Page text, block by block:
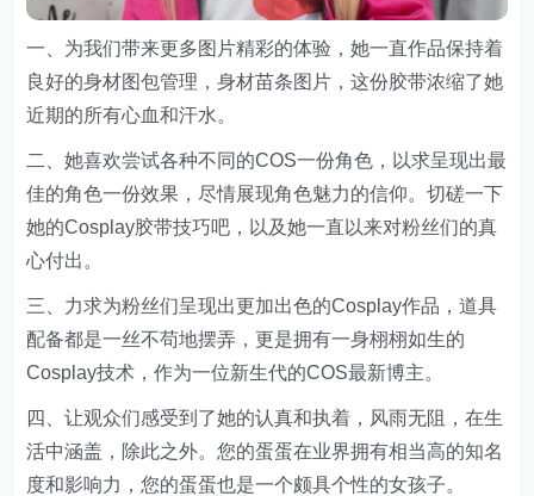
一、为我们带来更多图片精彩的体验，她一直作品保持着
良好的身材图包管理，身材苗条图片，这份胶带浓缩了她
近期的所有心血和汗水。
二、她喜欢尝试各种不同的COS一份角色，以求呈现出最
佳的角色一份效果，尽情展现角色魅力的信仰。切磋一下
她的Cosplay胶带技巧吧，以及她一直以来对粉丝们的真
心付出。
三、力求为粉丝们呈现出更加出色的Cosplay作品，道具
配备都是一丝不苟地摆弄，更是拥有一身栩栩如生的
Cosplay技术，作为一位新生代的COS最新博主。
四、让观众们感受到了她的认真和执着，风雨无阻，在生
活中涵盖，除此之外。您的蛋蛋在业界拥有相当高的知名
度和影响力，您的蛋蛋也是一个颇具个性的女孩子。